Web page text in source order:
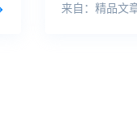
来自：精品文